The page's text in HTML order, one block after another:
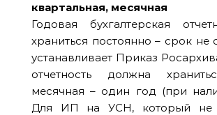
квартальная, месячная
Годовая бухгалтерская
храниться постоянно – срок не
устанавливает Приказ
отчетность должна
месячная – один год (при
Для ИП на УСН, который не